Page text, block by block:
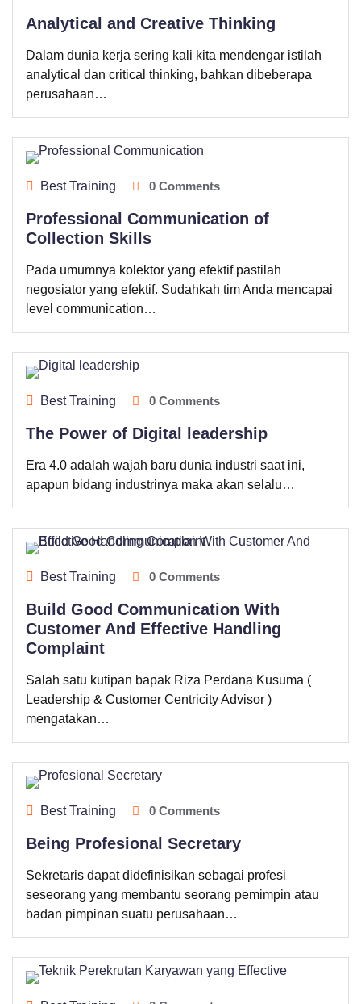
Analytical and Creative Thinking
Dalam dunia kerja sering kali kita mendengar istilah
analytical dan critical thinking, bahkan dibeberapa
perusahaan…
Best Training 0 Comments
Professional Communication of
Collection Skills
Pada umumnya kolektor yang efektif pastilah
negosiator yang efektif. Sudahkah tim Anda mencapai
level communication…
Best Training 0 Comments
The Power of Digital leadership
Era 4.0 adalah wajah baru dunia industri saat ini,
apapun bidang industrinya maka akan selalu…
Best Training 0 Comments
Build Good Communication With
Customer And Effective Handling
Complaint
Salah satu kutipan bapak Riza Perdana Kusuma (
Leadership & Customer Centricity Advisor )
mengatakan…
Best Training 0 Comments
Being Profesional Secretary
Sekretaris dapat didefinisikan sebagai profesi
seseorang yang membantu seorang pemimpin atau
badan pimpinan suatu perusahaan…